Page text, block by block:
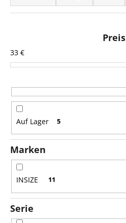
o
k
t
o
r
e
r
u
n
g
Preis
33 €
Auf Lager 5
Marken
INSIZE 11
Serie
f
e
n